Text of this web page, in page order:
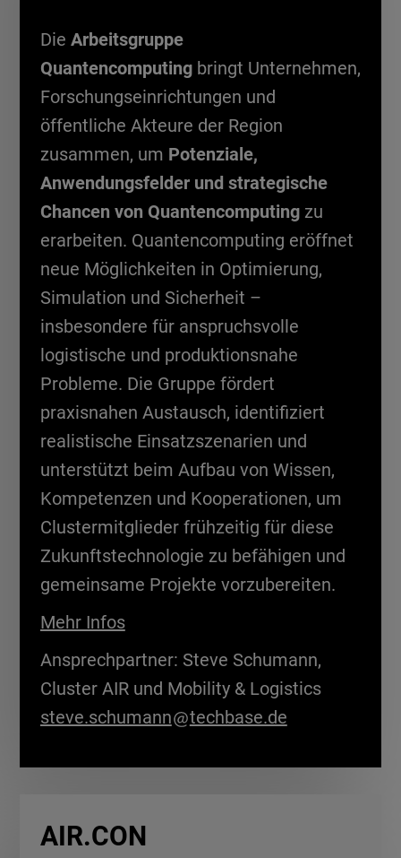
Die Arbeitsgruppe
Quantencomputing bringt Unternehmen,
Forschungseinrichtungen und
öffentliche Akteure der Region
zusammen, um Potenziale,
Anwendungsfelder und strategische
Chancen von Quantencomputingzu
erarbeiten. Quantencomputing eröffnet
neue Möglichkeiten in Optimierung,
Simulation und Sicherheit –
insbesondere für anspruchsvolle
logistische und produktionsnahe
Probleme. Die Gruppe fördert
praxisnahen Austausch, identifiziert
realistische Einsatzszenarien und
unterstützt beim Aufbau von Wissen,
Kompetenzen und Kooperationen, um
Clustermitglieder frühzeitig für diese
Zukunftstechnologie zu befähigen und
gemeinsame Projekte vorzubereiten.
Mehr Infos
Ansprechpartner: Steve Schumann,
Cluster AIR und Mobility & Logistics
steve.schumann
techbase.de
AIR.CON